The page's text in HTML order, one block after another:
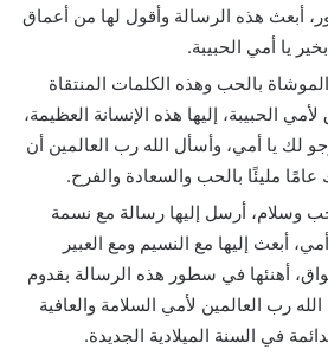
أبعث هذه الرسالة وأقول لها من أعماق
يا أمي الحبيبة.
بالحب وهذه الكلمات المنتقاة
الحبيبة، إليها هذه الإنسانة العظيمة،
لك يا أمي، وأسأل الله رب العالمين أن
عامًا مليئًا بالحب والسعادة والفرح.
وسلام، أرسل إليها رسالة مع نسمة
أبعث إليها مع النسيم ومع العبير
أهنئها في سطور هذه الرسالة بقدوم
رب العالمين لأمي السلامة والعافية
في السنة الميلادية الجديدة.